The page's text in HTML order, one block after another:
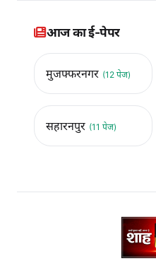
आज का ई-पेपर
मुजफ्फरनगर (12 पेज)
सहारनपुर (11 पेज)